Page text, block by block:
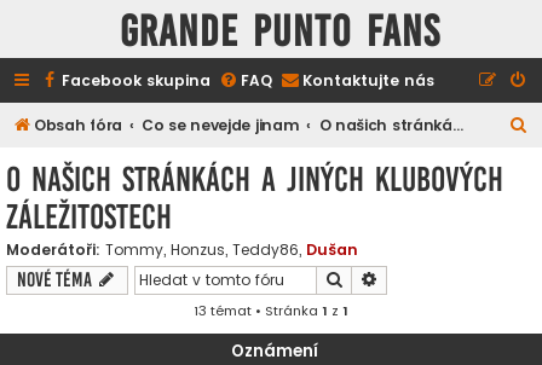
GRANDE PUNTO FANS
Facebook skupina FAQ Kontaktujte nás
Obsah fóra Co se nevejde jinam O našich stránkách a jiných klubových záležitostech
O našich stránkách a jiných klubových
záležitostech
Moderátoři: Tommy, Honzus, Teddy86, Dušan
Nové téma Hledat
13 témat • Stránka 1 z 1
Oznámení